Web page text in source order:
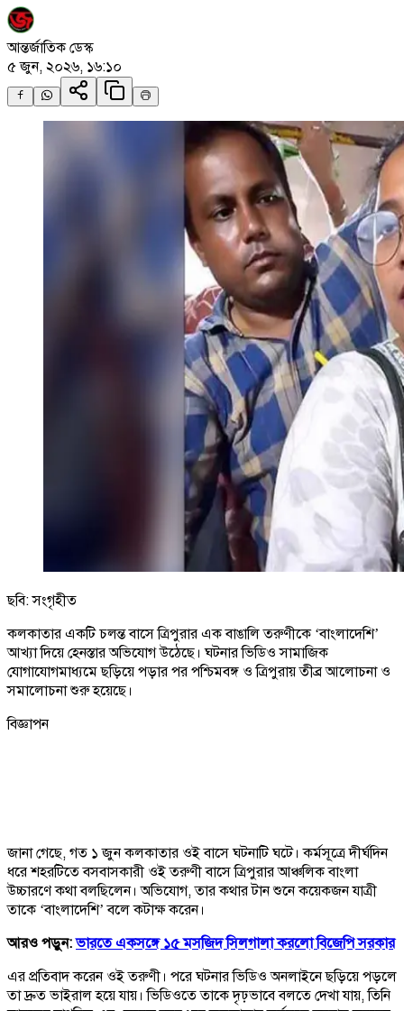
আন্তর্জাতিক ডেস্ক
৫ জুন, ২০২৬, ১৬:১০
ছবি: সংগৃহীত
কলকাতার একটি চলন্ত বাসে ত্রিপুরার এক বাঙালি তরুণীকে ‘বাংলাদেশি’
আখ্যা দিয়ে হেনস্তার অভিযোগ উঠেছে। ঘটনার ভিডিও সামাজিক
যোগাযোগমাধ্যমে ছড়িয়ে পড়ার পর পশ্চিমবঙ্গ ও ত্রিপুরায় তীব্র আলোচনা ও
সমালোচনা শুরু হয়েছে।
বিজ্ঞাপন
জানা গেছে, গত ১ জুন কলকাতার ওই বাসে ঘটনাটি ঘটে। কর্মসূত্রে দীর্ঘদিন
ধরে শহরটিতে বসবাসকারী ওই তরুণী বাসে ত্রিপুরার আঞ্চলিক বাংলা
উচ্চারণে কথা বলছিলেন। অভিযোগ, তার কথার টান শুনে কয়েকজন যাত্রী
তাকে ‘বাংলাদেশি’ বলে কটাক্ষ করেন।
আরও পড়ুন:ভারতে একসঙ্গে ১৫ মসজিদ সিলগালা করলো বিজেপি সরকার
এর প্রতিবাদ করেন ওই তরুণী। পরে ঘটনার ভিডিও অনলাইনে ছড়িয়ে পড়লে
তা দ্রুত ভাইরাল হয়ে যায়। ভিডিওতে তাকে দৃঢ়ভাবে বলতে দেখা যায়, তিনি